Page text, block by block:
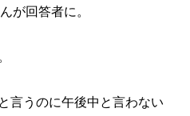
が回答者に。
言うのに午後中と言わない